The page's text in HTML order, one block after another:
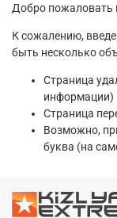
Добро пожаловать
К сожалению,
быть несколько
Страница
информации)
Страница
Возможно,
буква (на